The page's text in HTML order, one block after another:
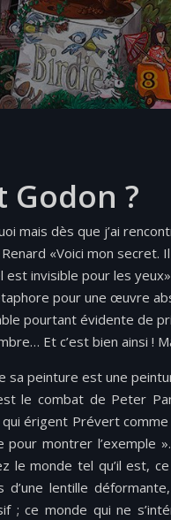
Godon ?
mais dès que j’ai
«Voici mon secret.
invis­i­ble pour les
pour une œuvre
pour­tant évi­dente de
Et c’est bien ainsi !
sa pein­ture est une
le com­bat de Peter
éri­gent Prévert
pour mon­trer l’exemple
le monde tel qu’il est,
lentille
; ce monde qui ne